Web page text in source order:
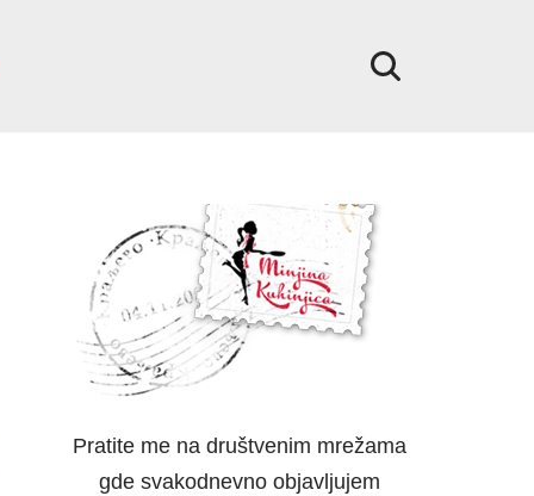
Pratite me na društvenim mrežama
gde svakodnevno objavljujem